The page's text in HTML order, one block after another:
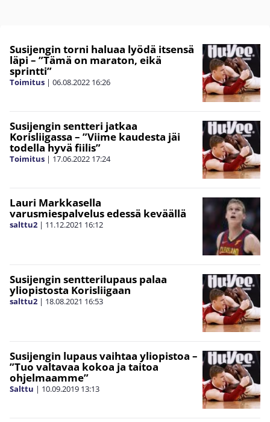
Susijengin torni haluaa lyödä itsensä
läpi – ”Tämä on maraton, eikä
sprintti”
Toimitus | 06.08.2022 16:26
Susijengin sentteri jatkaa
Korisliigassa – ”Viime kaudesta jäi
todella hyvä fiilis”
Toimitus | 17.06.2022 17:24
Lauri Markkasella
varusmiespalvelus edessä keväällä
salttu2 | 11.12.2021 16:12
Susijengin sentterilupaus palaa
yliopistosta Korisliigaan
salttu2 | 18.08.2021 16:53
Susijengin lupaus vaihtaa yliopistoa –
”Tuo valtavaa kokoa ja taitoa
ohjelmaamme”
Salttu | 10.09.2019 13:13